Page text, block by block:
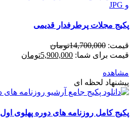
پکیج مجلات پرطرفدار قدیمی
قیمت: 14,700,000تومان
قیمت برای شما: 5,900,000تومان
مشاهده
پیشنهاد لحظه ای
پکیج کامل روزنامه های دوره پهلوی اول